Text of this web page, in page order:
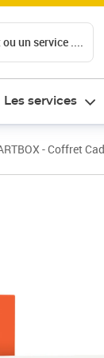
un service ....
Les services
- Coffret